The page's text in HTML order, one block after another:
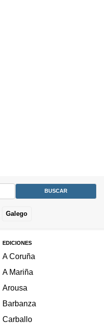
Galego
EDICIONES
A Coruña
A Mariña
Arousa
Barbanza
Carballo